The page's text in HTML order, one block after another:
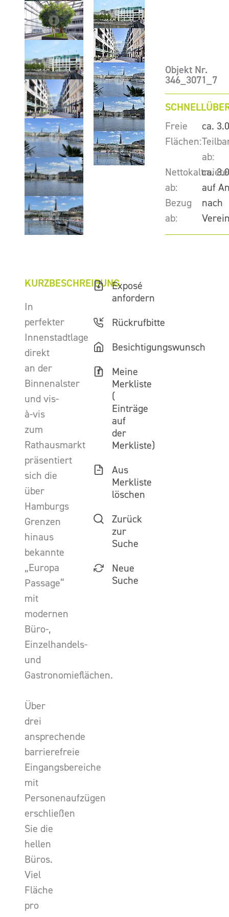
Objekt Nr.
346_3071_7
Freie
Flächen:
ca.
ab:
ca.
Nettokaltmiete
ab:
auf
Bezug
ab:
nach
KURZBESCHREIBUNG
In
perfekter
Innenstadtlage
direkt
an der
Binnenalster
und vis-
à-vis
zum
Rathausmarkt
präsentiert
sich die
über
Hamburgs
Grenzen
hinaus
bekannte
„Europa
Passage“
mit
modernen
Büro-,
Einzelhandels-
und
Gastronomieflächen.
Über
drei
ansprechende
barrierefreie
Eingangsbereiche
mit
Personenaufzügen
erschließen
Sie die
hellen
Büros.
Viel
Fläche
pro
Exposé
anfordern
Rückrufbitte
Besichtigungswunsch
Meine
Merkliste
(
Einträge
auf
der
Merkliste)
Aus
Merkliste
löschen
Zurück
zur
Suche
Neue
Suche